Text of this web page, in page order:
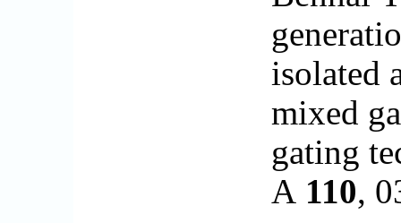
isolated
mixed
gating
A 110,